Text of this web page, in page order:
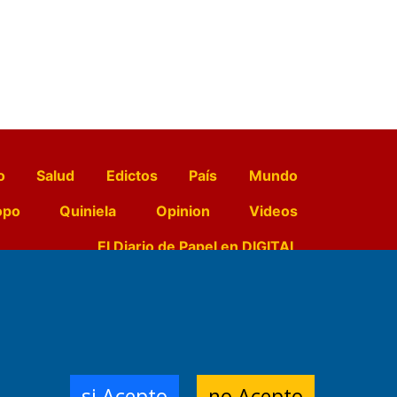
Salud Edictos País
Mundo
Quiniela Opinion
Videos
El Diario de Papel en DIGITAL